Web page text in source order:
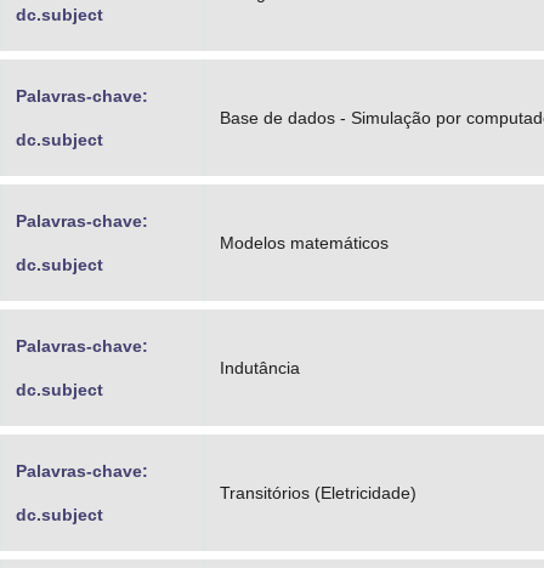
dc.subject
Palavras-chave:
dc.subject
Base de dados - Simulação por
Palavras-chave:
dc.subject
Modelos matemáticos
Palavras-chave:
dc.subject
Indutância
Palavras-chave:
dc.subject
Transitórios (Eletricidade)